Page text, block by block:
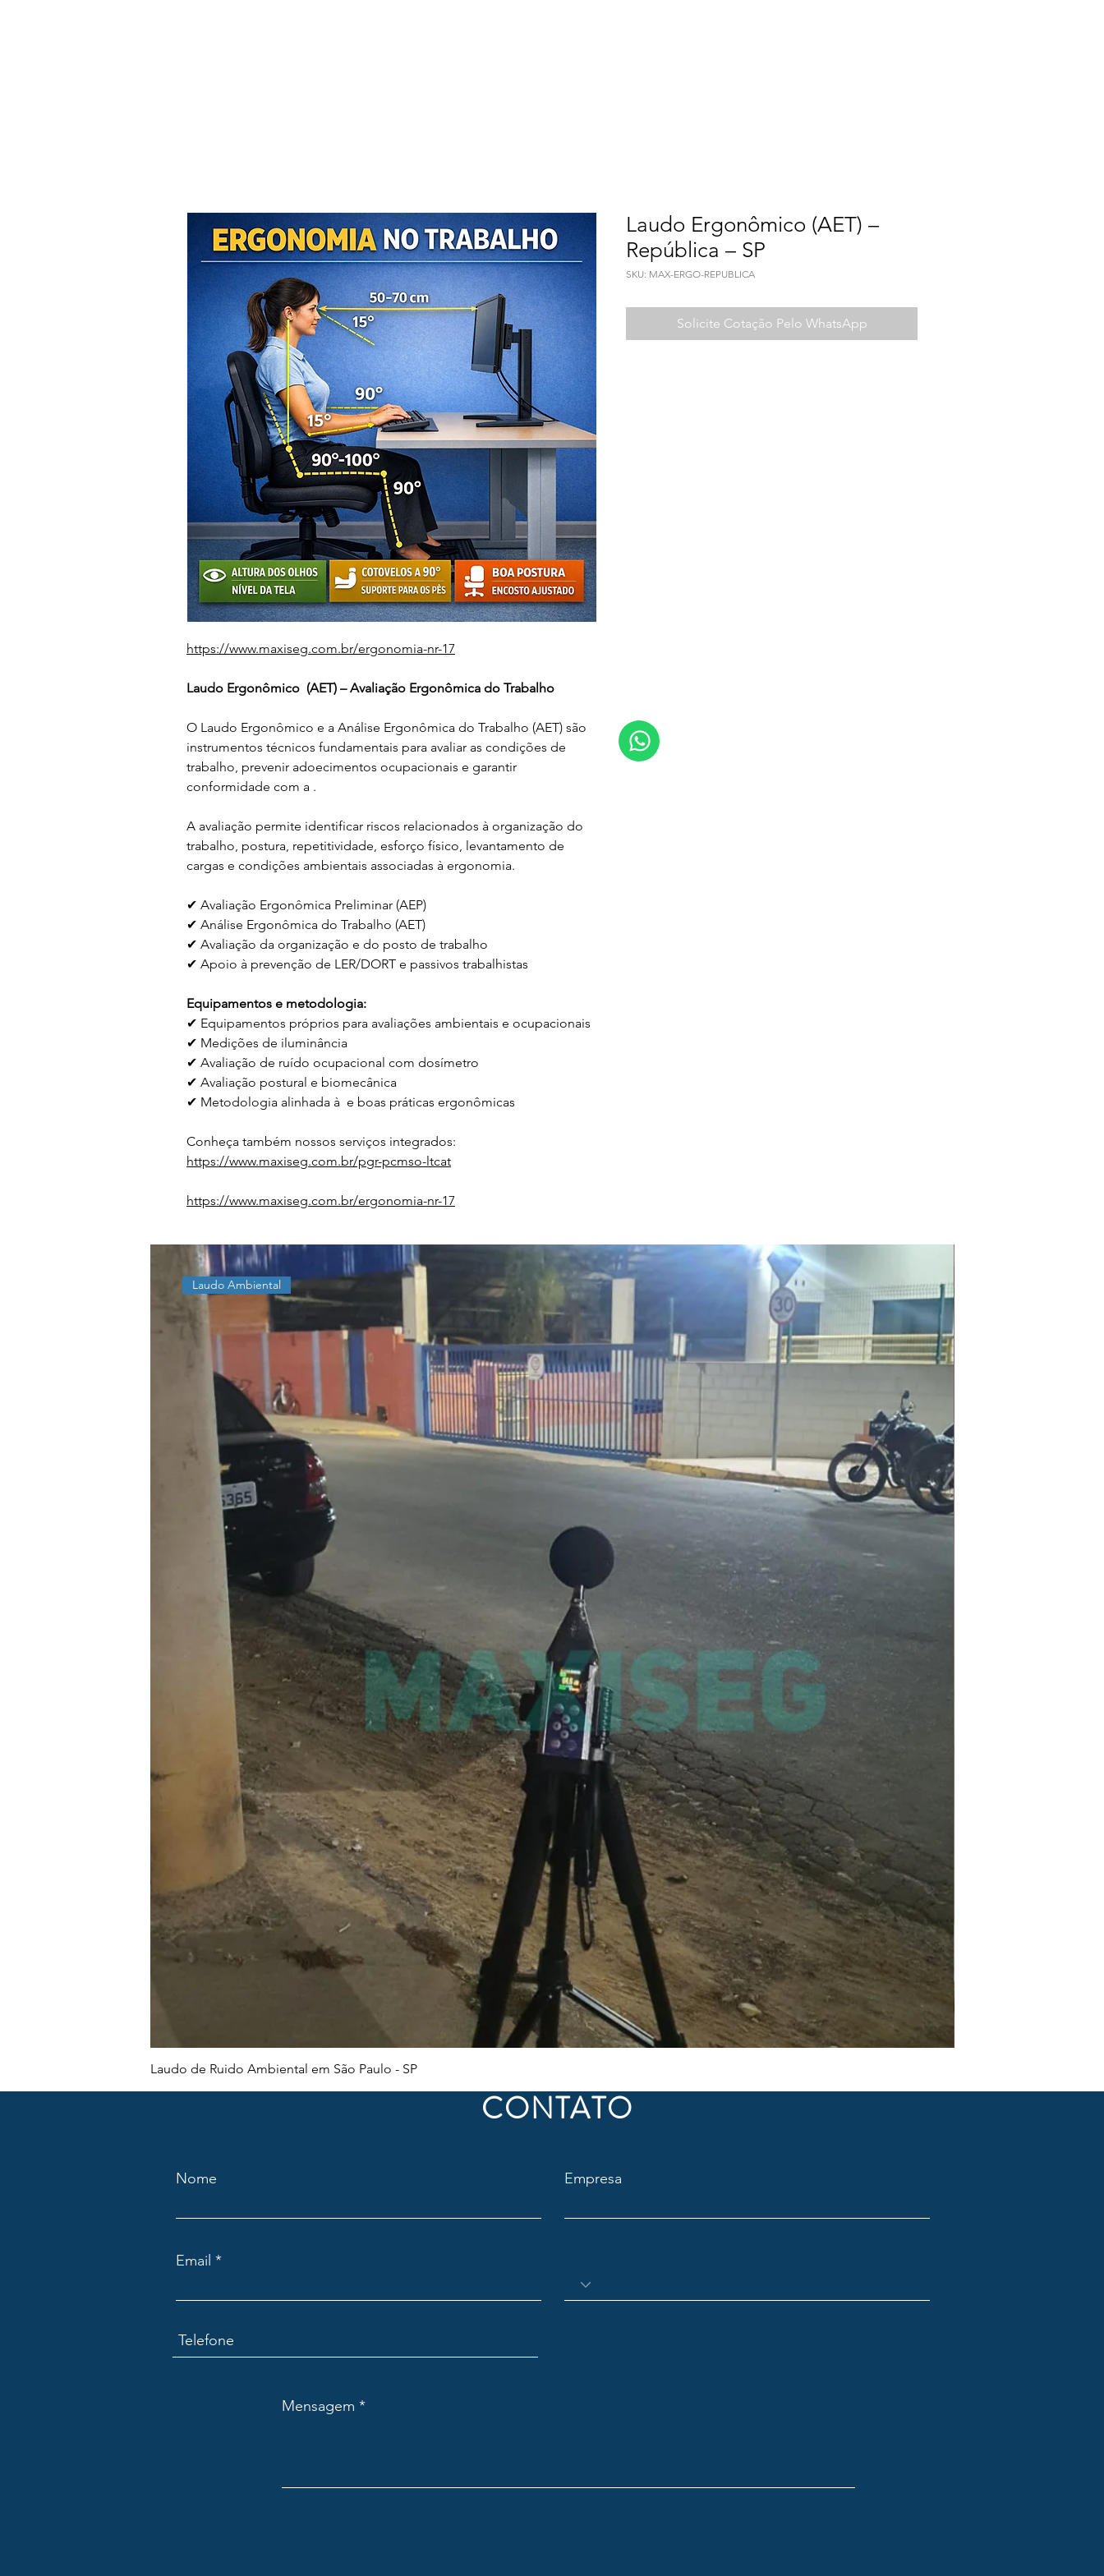
https://www.maxiseg.com.br/ergonomia-nr-17
Laudo Ergonômico  (AET) – Avaliação Ergonômica do Trabalho
O Laudo Ergonômico e a Análise Ergonômica do Trabalho (AET) são
instrumentos técnicos fundamentais para avaliar as condições de
trabalho, prevenir adoecimentos ocupacionais e garantir
conformidade com a .
A avaliação permite identificar riscos relacionados à organização do
trabalho, postura, repetitividade, esforço físico, levantamento de
cargas e condições ambientais associadas à ergonomia.
✔ Avaliação Ergonômica Preliminar (AEP)
✔ Análise Ergonômica do Trabalho (AET)
✔ Avaliação da organização e do posto de trabalho
✔ Apoio à prevenção de LER/DORT e passivos trabalhistas
Equipamentos e metodologia:
✔ Equipamentos próprios para avaliações ambientais e ocupacionais
✔ Medições de iluminância
✔ Avaliação de ruído ocupacional com dosímetro
✔ Avaliação postural e biomecânica
✔ Metodologia alinhada à  e boas práticas ergonômicas
Conheça também nossos serviços integrados:
https://www.maxiseg.com.br/pgr-pcmso-ltcat
https://www.maxiseg.com.br/ergonomia-nr-17
Laudo Ergonômico (AET) –
República – SP
SKU: MAX-ERGO-REPUBLICA
Solicite Cotação Pelo WhatsApp
Laudo Ambiental
Laudo de Ruido Ambiental em São Paulo - SP
Nome Empresa
Email
Mensagem
CONTATO